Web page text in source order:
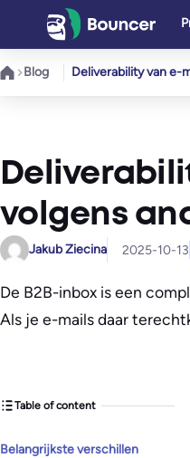
de
Blog Deliverability van e-
volgens
Jakub Ziecina 2025-10-13
De B2B-inbox is een
Als je e-mails daar
Table of content
Belangrijkste verschillen